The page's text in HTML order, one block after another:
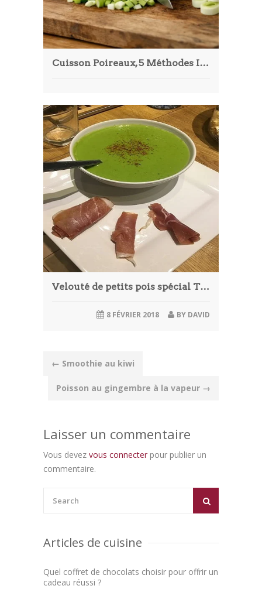
Cuisson Poireaux, 5 Méthodes Infaillibles en 2026
Velouté de petits pois spécial Thermomix
BY DAVID
8 FÉVRIER 2018
Post
navigation
← Smoothie au kiwi
Poisson au gingembre à la vapeur →
Laisser un commentaire
Vous devez vous connecter pour publier un
commentaire.
Articles de cuisine
Quel coffret de chocolats choisir pour offrir un
cadeau réussi ?